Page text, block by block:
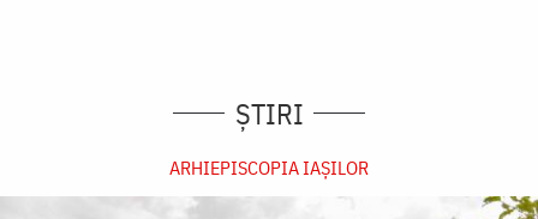
ȘTIRI
ARHIEPISCOPIA IAŞILOR